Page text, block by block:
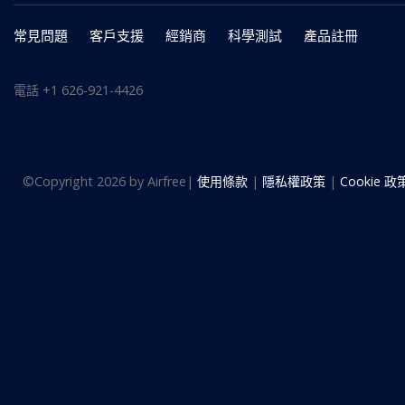
常見問題 客戶支援 經銷商 科學測試 產品註冊
電話 +1 626-921-4426
©Copyright 2026 by Airfree | 使用條款 | 隱私權政策 | Cookie 政